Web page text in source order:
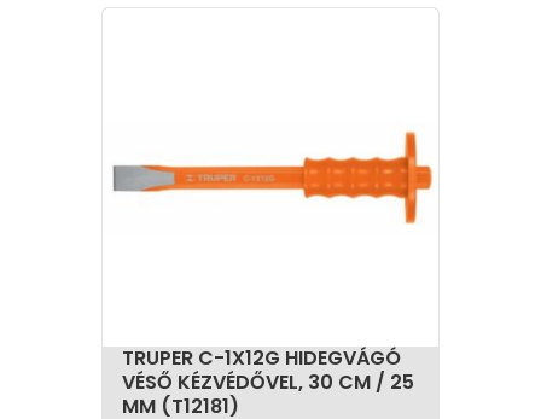
TRUPER C-1X12G HIDEGVÁGÓ
VÉSŐ KÉZVÉDŐVEL, 30 CM / 25
MM (T12181)